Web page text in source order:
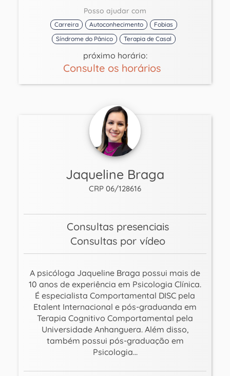
Posso ajudar com
Carreira Autoconhecimento
Fobias
Síndrome do Pânico
Terapia de Casal
próximo horário:
Consulte os horários
Jaqueline Braga
CRP 06/128616
Consultas presenciais
Consultas por vídeo
A psicóloga Jaqueline Braga possui mais de
10 anos de experiência em Psicologia Clínica.
É especialista Comportamental DISC pela
Etalent Internacional e pós-graduanda em
Terapia Cognitivo Comportamental pela
Universidade Anhanguera. Além disso,
também possui pós-graduação em
Psicologia...